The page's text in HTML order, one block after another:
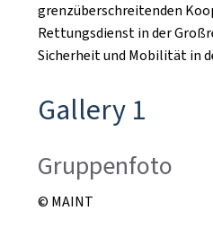
grenzüberschreitenden
Rettungsdienst in der
Sicherheit und Mobilität in
Gallery 1
Gruppenfoto
© MAINT